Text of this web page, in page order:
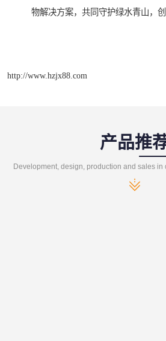
物解决方案，共同守护绿水青山，创
http://www.hzjx88.com
产品推